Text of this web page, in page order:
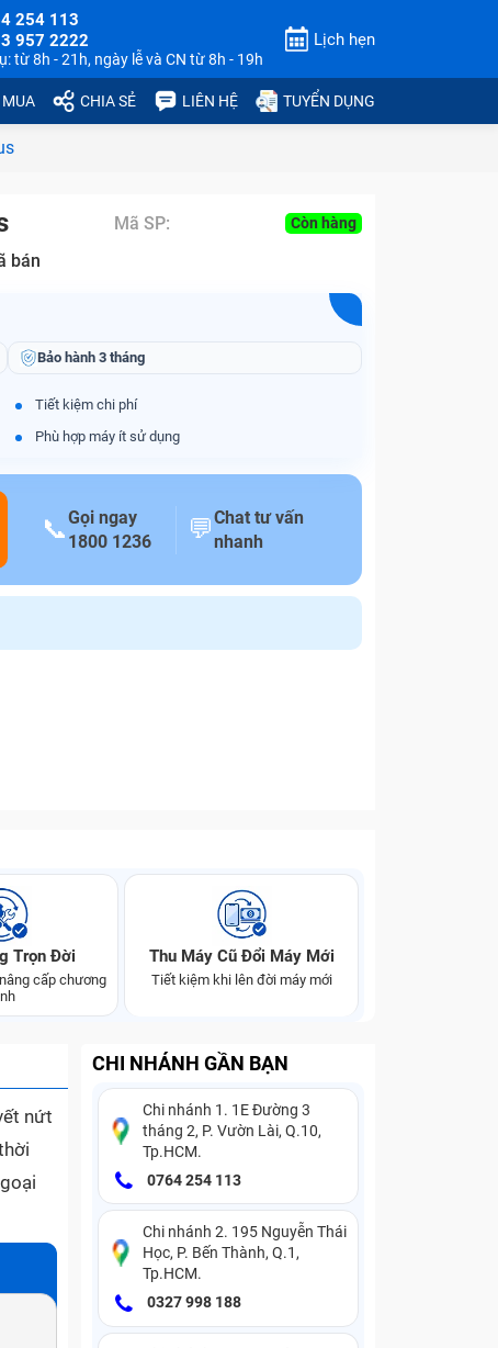
254 113
957 2222
từ 8h - 21h, ngày lễ và CN từ 8h - 19h
Lịch hẹn
CHIA SẺ LIÊN HỆ TUYỂN DỤNG
Mã SP: Còn hàng
bán
Bảo hành 3 tháng
Tiết kiệm chi phí
Phù hợp máy ít sử dụng
📞Gọi ngay
1800 1236
💬Chat tư vấn
nhanh
Trọn Đời
cấp chương
Thu Máy Cũ Đổi Máy Mới
Tiết kiệm khi lên đời máy mới
nứt
CHI NHÁNH GẦN BẠN
Chi nhánh 1. 1E Đường 3
tháng 2, P. Vườn Lài, Q.10,
Tp.HCM.
0764 254 113
Chi nhánh 2. 195 Nguyễn Thái
Học, P. Bến Thành, Q.1,
Tp.HCM.
0327 998 188